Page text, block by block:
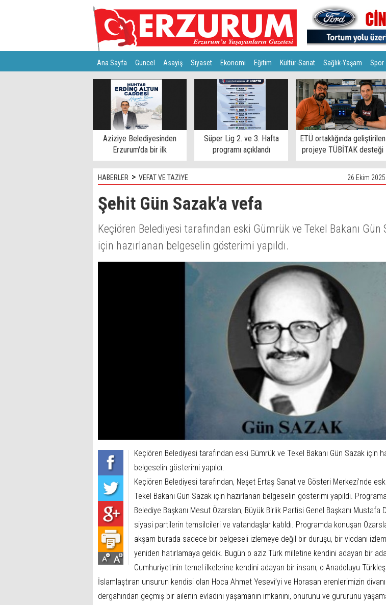
Ana Sayfa Guncel Asayiş Siyaset Ekonomi Eğitim Kültür-Sanat Sağlık-Yaşam Spor
Teknoloji
Aziziye Belediyesinden
Erzurum'da bir ilk
Süper Lig 2. ve 3. Hafta
programı açıklandı
ETÜ ortaklığında geliştirilen
projeye TÜBİTAK desteği
HABERLER > VEFAT VE TAZİYE 26 Ekim
Şehit Gün Sazak'a vefa
Keçiören Belediyesi tarafından eski Gümrük ve Tekel Bakanı Gün
için hazırlanan belgeselin gösterimi yapıldı.
Keçiören Belediyesi tarafından eski Gümrük ve Tekel Bakanı Gün Sazak için
belgeselin gösterimi yapıldı.
Keçiören Belediyesi tarafından, Neşet Ertaş Sanat ve Gösteri Merkezi’nde
Tekel Bakanı Gün Sazak için hazırlanan belgeselin gösterimi yapıldı.
Belediye Başkanı Mesut Özarslan, Büyük Birlik Partisi Genel Başkanı Mustafa
siyasi partilerin temsilcileri ve vatandaşlar katıldı. Programda konuşan
akşam burada sadece bir belgeseli izlemeye değil bir duruşu, bir vicdanı
yeniden hatırlamaya geldik. Bugün o aziz Türk milletine kendini adayan bir
Cumhuriyetinin temel ilkelerine kendini adayan bir insanı, o Anadoluyu
İslamlaştıran unsurun kendisi olan Hoca Ahmet Yesevi’yi ve Horasan erenlerimizin divanı
dergahından geçmiş bir ailenin evladını yaşamanın imkanını, onurunu ve gururunu